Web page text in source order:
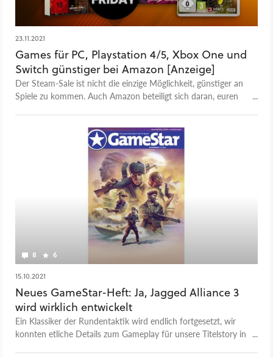
23.11.2021
Games für PC, Playstation 4/5, Xbox One und
Switch günstiger bei Amazon [Anzeige]
Der Steam-Sale ist nicht die einzige Möglichkeit, günstiger an
Spiele zu kommen. Auch Amazon beteiligt sich daran, euren
8 6
15.10.2021
Neues GameStar-Heft: Ja, Jagged Alliance 3
wird wirklich entwickelt
Ein Klassiker der Rundentaktik wird endlich fortgesetzt, wir
konnten etliche Details zum Gameplay für unsere Titelstory in